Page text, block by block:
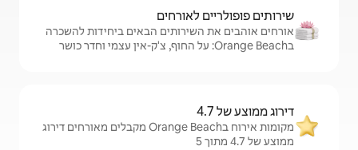
הבאים ביחידות להשכרה
מקומות אירוח בOrange Beach מקבלים מאורחים דירוג